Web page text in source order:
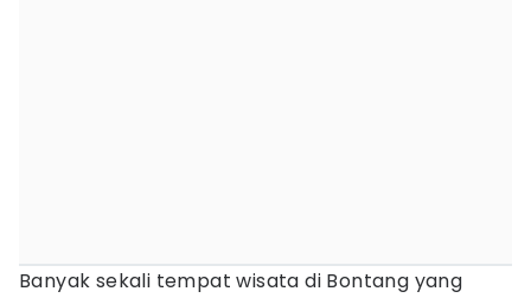
Banyak sekali tempat wisata di Bontang yang